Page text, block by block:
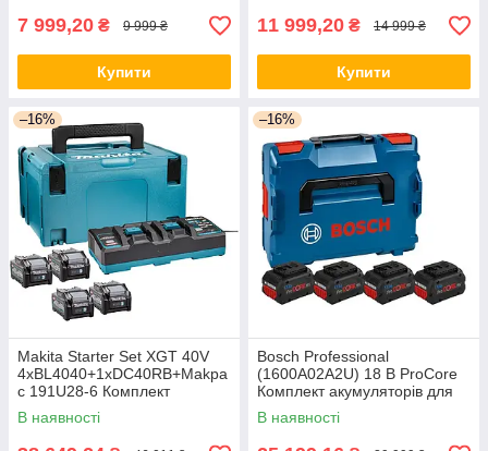
7 999,20 ₴ 9 999 ₴
Купити
11 999,20 ₴ 14 999 ₴
Купити
–16%
Makita Starter Set XGT 40V
4xBL4040+1xDC40RB+Makpa
c 191U28-6 Комплект
акумуляторів для
інструментів
В наявності
–16%
Bosch Professional
(1600A02A2U) 18 В ProCore
Комплект акумуляторів для
інструментів
В наявності